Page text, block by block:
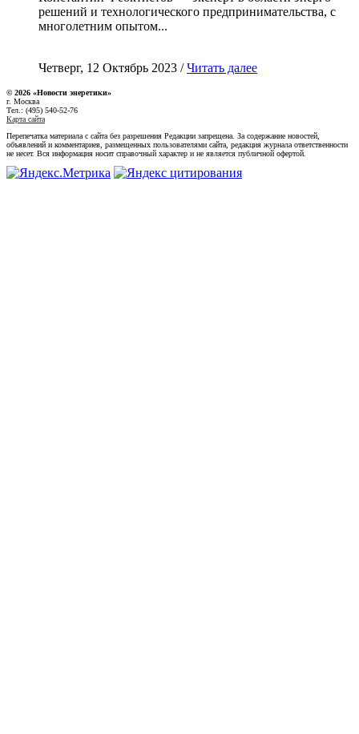
решений и технологического предпринимательства, с
многолетним опытом...
Четверг, 12 Октябрь 2023 /Читать далее
© 2026 «Новости энеретики»
г. Москва
Тел.: (495) 540-52-76
Карта сайта
Перепечатка материала с сайта без разрешения Редакции запрещена. За содержание новостей,
объявлений и комментариев, размещенных пользователями сайта, редакция журнала ответственности
не несет. Вся информация носит справочный характер и не является публичной офертой.